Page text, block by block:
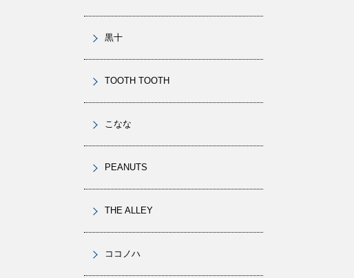
黒十
TOOTH TOOTH
こなな
PEANUTS
THE ALLEY
ココノハ